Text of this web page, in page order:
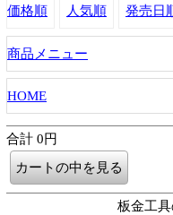
価格順 人気順 発売日
商品メニュー
HOME
合計 0円
板金工具